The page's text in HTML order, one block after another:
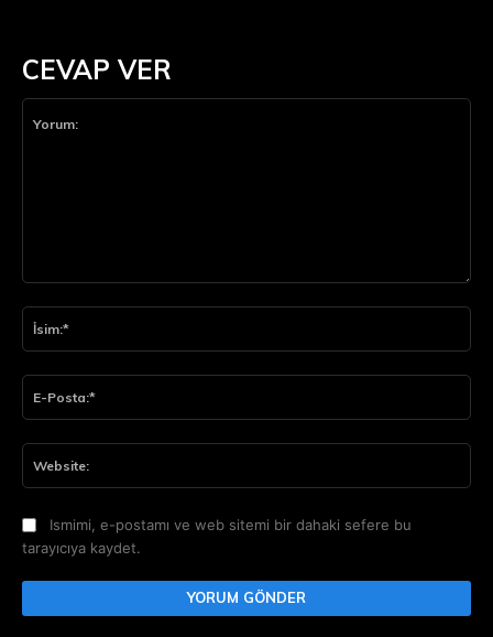
CEVAP VER
Ismimi, e-postamı ve web sitemi bir dahaki sefere bu
tarayıcıya kaydet.